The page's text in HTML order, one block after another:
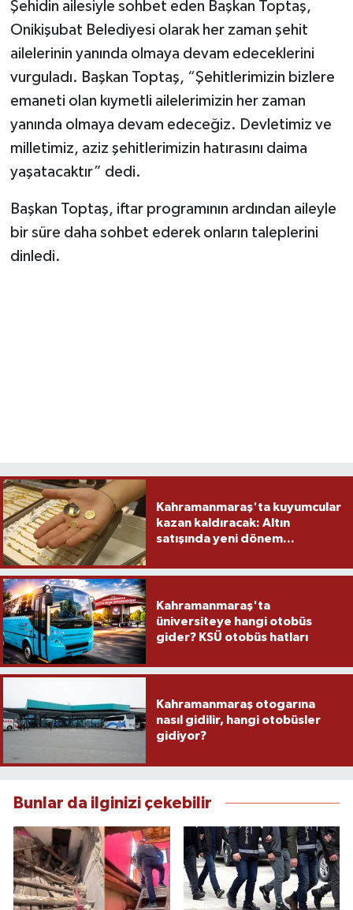
Şehidin ailesiyle sohbet eden Başkan Toptaş,
Onikişubat Belediyesi olarak her zaman şehit
ailelerinin yanında olmaya devam edeceklerini
vurguladı. Başkan Toptaş, “Şehitlerimizin bizlere
emaneti olan kıymetli ailelerimizin her zaman
yanında olmaya devam edeceğiz. Devletimiz ve
milletimiz, aziz şehitlerimizin hatırasını daima
yaşatacaktır” dedi.
Başkan Toptaş, iftar programının ardından aileyle
bir süre daha sohbet ederek onların taleplerini
dinledi.
Kahramanmaraş'ta kuyumcular
kazan kaldıracak: Altın
satışında yeni dönem...
Kahramanmaraş'ta
üniversiteye hangi otobüs
gider? KSÜ otobüs hatları
Kahramanmaraş otogarına
nasıl gidilir, hangi otobüsler
gidiyor?
Bunlar da ilginizi çekebilir